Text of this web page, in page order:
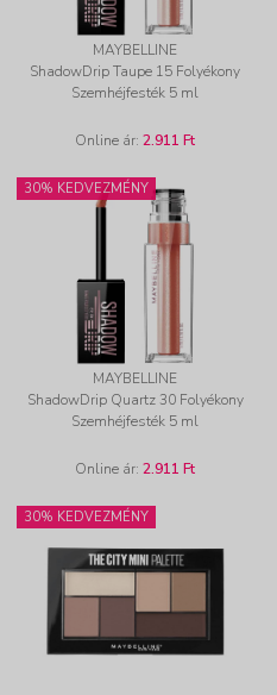
MAYBELLINE
ShadowDrip Taupe 15 Folyékony
Szemhéjfesték 5 ml
Online ár: 2.911 Ft
30% KEDVEZMÉNY
MAYBELLINE
ShadowDrip Quartz 30 Folyékony
Szemhéjfesték 5 ml
Online ár: 2.911 Ft
30% KEDVEZMÉNY